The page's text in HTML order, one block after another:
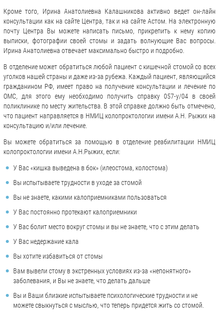
Кроме того, Ирина Анатолиевна Калашникова активно ведет он-лайн
консультации как на сайте Центра, так и на сайте Астом. На электронную
почту Центра Вы можете написать письмо, прикрепить к нему копию
выписки, фотографии своей стомы и задать волнующие Вас вопросы.
Ирина Анатолиевна отвечает максимально быстро и подробно.
В отделение может обратиться любой пациент с кишечной стомой со всех
уголков нашей страны и даже из-за рубежа. Каждый пациент, являющийся
гражданином РФ, имеет право на получение консультации и лечение по
ОМС, для этого ему необходимо получить справку 057-у/04 в своей
поликлинике по месту жительства. В этой справке должно быть отмечено,
что пациент направляется в НМИЦ колопроктологии имени А.Н. Рыжих на
консультацию и/или лечение.
Вы можете обратиться за помощью в отделение реабилитации НМИЦ
колопроктологии имени А.Н.Рыжих, если:
У Вас «кишка выведена в бок» (илеостома, колостома)
Вы испытываете трудности в уходе за стомой
Вы не знаете, какими калоприемниками пользоваться
У Вас постоянно протекают калоприемники
У Вас болит место вокруг стомы и вы не знаете, что с этим делать
У Вас недержание кала
Вы хотите избавиться от стомы
Вам вывели стому в экстренных условиях из-за «непонятного»
заболевания, и Вы не знаете, что делать дальше
Вы и Ваши близкие испытываете психологические трудности и не
можете свыкнуться с мыслью, что теперь придется жить со стомой.